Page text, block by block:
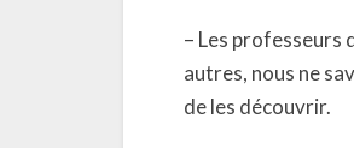
– Les professeurs
autres, nous ne
de les découvrir.